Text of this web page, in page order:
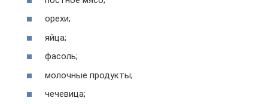
орехи;
яйца;
фасоль;
молочные продукты;
чечевица;